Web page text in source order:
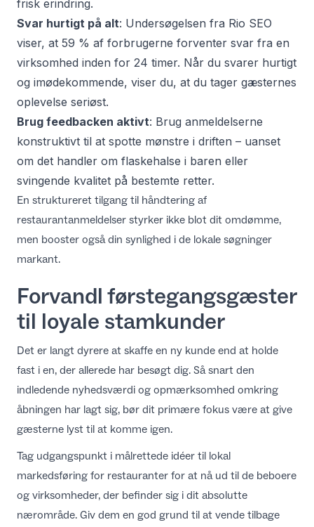
frisk erindring.
Svar hurtigt på alt: Undersøgelsen fra Rio SEO
viser, at 59 % af forbrugerne forventer svar fra en
virksomhed inden for 24 timer. Når du svarer hurtigt
og imødekommende, viser du, at du tager gæsternes
oplevelse seriøst.
Brug feedbacken aktivt: Brug anmeldelserne
konstruktivt til at spotte mønstre i driften – uanset
om det handler om flaskehalse i baren eller
svingende kvalitet på bestemte retter.
En struktureret tilgang til håndtering af
restaurantanmeldelser styrker ikke blot dit omdømme,
men booster også din synlighed i de lokale søgninger
markant.
Forvandl førstegangsgæster
til loyale stamkunder
Det er langt dyrere at skaffe en ny kunde end at holde
fast i en, der allerede har besøgt dig. Så snart den
indledende nyhedsværdi og opmærksomhed omkring
åbningen har lagt sig, bør dit primære fokus være at give
gæsterne lyst til at komme igen.
Tag udgangspunkt i målrettede idéer til lokal
markedsføring for restauranter for at nå ud til de beboere
og virksomheder, der befinder sig i dit absolutte
nærområde. Giv dem en god grund til at vende tilbage